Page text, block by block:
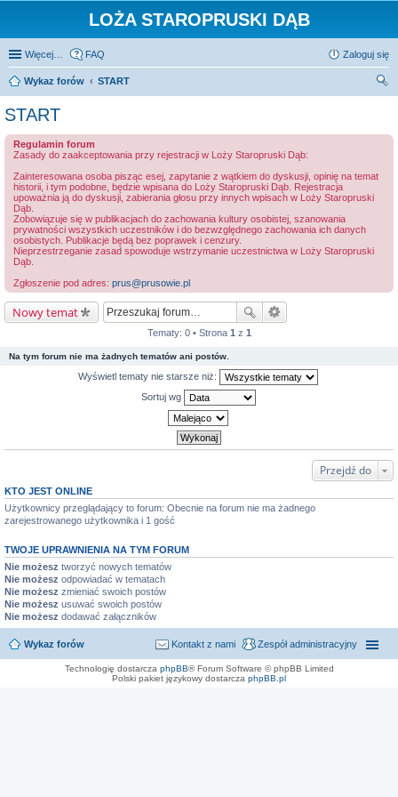
LOŻA STAROPRUSKI DĄB
Więcej… FAQ Zaloguj się
Wykaz forów
START
START
Regulamin forum
Zasady do zaakceptowania przy rejestracji w Loży Staropruski Dąb:
Zainteresowana osoba pisząc esej, zapytanie z wątkiem do dyskusji, opinię na temat
historii, i tym podobne, będzie wpisana do Loży Staropruski Dąb. Rejestracja
upoważnia ją do dyskusji, zabierania głosu przy innych wpisach w Loży Staropruski
Dąb.
Zobowiązuje się w publikacjach do zachowania kultury osobistej, szanowania
prywatności wszystkich uczestników i do bezwzględnego zachowania ich danych
osobistych. Publikacje będą bez poprawek i cenzury.
Nieprzestrzeganie zasad spowoduje wstrzymanie uczestnictwa w Loży Staropruski
Dąb.
Zgłoszenie pod adres: prus@prusowie.pl
Nowy temat
Tematy: 0 • Strona 1 z 1
Na tym forum nie ma żadnych tematów ani postów.
Wyświetl tematy nie starsze niż:
Sortuj wg
Przejdź do
KTO JEST ONLINE
Użytkownicy przeglądający to forum: Obecnie na forum nie ma żadnego
zarejestrowanego użytkownika i 1 gość
TWOJE UPRAWNIENIA NA TYM FORUM
Nie możesz tworzyć nowych tematów
Nie możesz odpowiadać w tematach
Nie możesz zmieniać swoich postów
Nie możesz usuwać swoich postów
Nie możesz dodawać załączników
Wykaz forów Zespół administracyjny
Kontakt z nami
Technologię dostarcza phpBB® Forum Software © phpBB Limited
Polski pakiet językowy dostarcza phpBB.pl